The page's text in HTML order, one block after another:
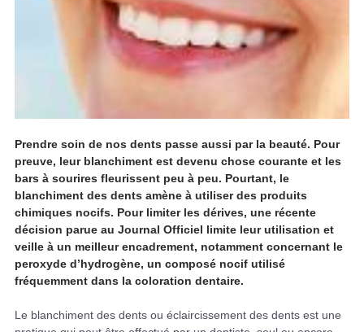
Prendre soin de nos dents passe aussi par la beauté. Pour
preuve, leur blanchiment est devenu chose courante et les
bars à sourires fleurissent peu à peu. Pourtant, le
blanchiment des dents amène à utiliser des produits
chimiques nocifs. Pour limiter les dérives, une récente
décision parue au Journal Officiel limite leur utilisation et
veille à un meilleur encadrement, notamment concernant le
peroxyde d’hydrogène, un composé nocif utilisé
fréquemment dans la coloration dentaire.
Le blanchiment des dents ou éclaircissement des dents est une